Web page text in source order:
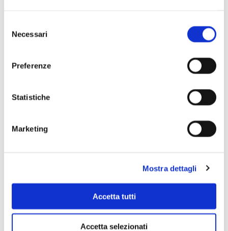
delNecessari
Preferenze
Statistiche
Marketing
Mostra dettagli
Accetta tutti
Accetta selezionati